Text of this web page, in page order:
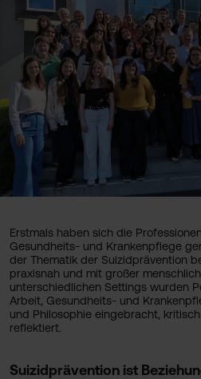
Erstmals haben sich die
Gesundheits- und Krankenpflege
der Thematik der Suizidprävention
praxisnah und mit großer
unterschiedlichen Settings wurden
Arbeit, Gesundheits- und
und Philosophie eingebracht,
reflektiert.
Suizidprävention ist